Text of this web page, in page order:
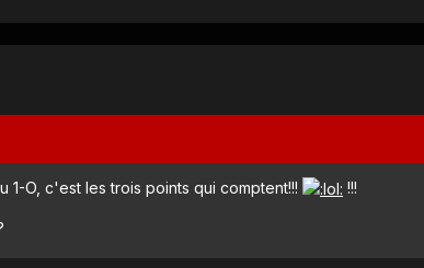
O, c'est les trois points qui comptent!!! !!!